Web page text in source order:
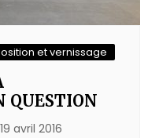
et vernissage
QUESTION
19 avril 2016